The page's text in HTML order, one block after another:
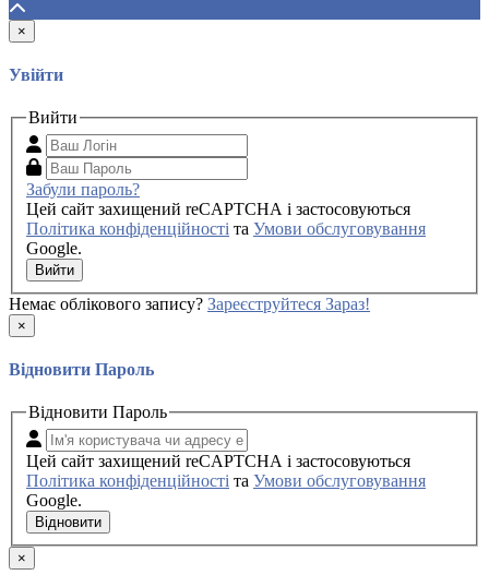
×
Увійти
Вийти
Забули пароль?
Цей сайт захищений reCAPTCHA і застосовуються
Політика конфіденційності та Умови обслуговування
Google.
Вийти
Немає облікового запису? Зареєструйтеся Зараз!
×
Відновити Пароль
Відновити Пароль
Цей сайт захищений reCAPTCHA і застосовуються
Політика конфіденційності та Умови обслуговування
Google.
Відновити
×